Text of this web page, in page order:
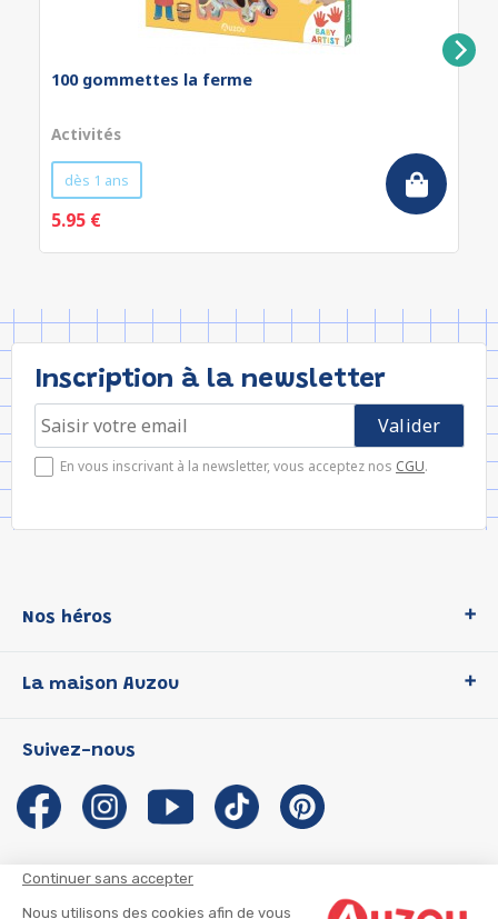
Continuer sans accepter
Nous utilisons des cookies afin de vous
100 gommettes la ferme
Activités
dès 1 ans
5.95 €
Inscription à la newsletter
En vous inscrivant à la newsletter, vous acceptez nos CGU.
Nos héros
P'tit Loup
Les Influenceuses
Migali
Petite Taupe
La maison Auzou
Notre histoire
Auzou s'engage
Auteurs et illustrateurs Auzou
Suivez-nous